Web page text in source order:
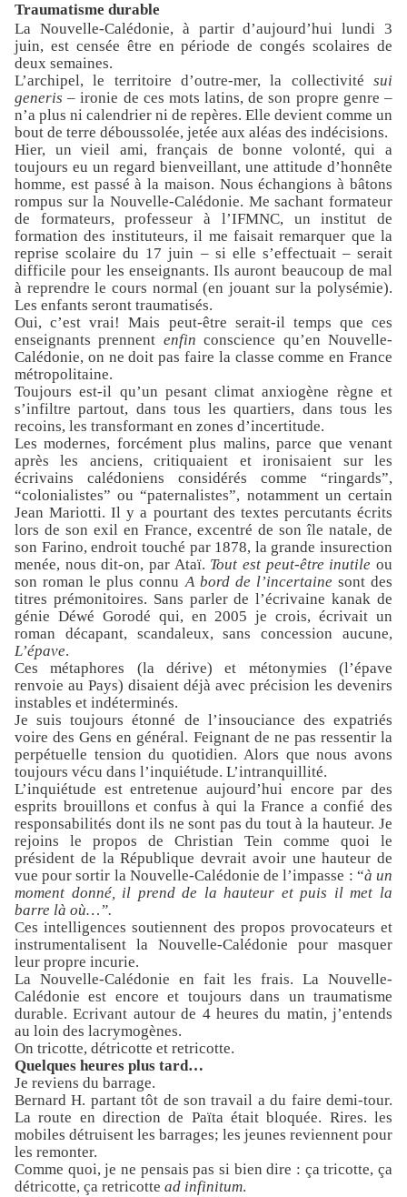
Traumatisme durable
La Nouvelle-Calédonie, à partir d’aujourd’hui lundi 3
juin, est censée être en période de congés scolaires de
deux semaines.
L’archipel, le territoire d’outre-mer, la collectivité sui
generis– ironie de ces mots latins, de son propre genre –
n’a plus ni calendrier ni de repères. Elle devient comme un
bout de terre déboussolée, jetée aux aléas des indécisions.
Hier, un vieil ami, français de bonne volonté, qui a
toujours eu un regard bienveillant, une attitude d’honnête
homme, est passé à la maison. Nous échangions à bâtons
rompus sur la Nouvelle-Calédonie. Me sachant formateur
de formateurs, professeur à l’IFMNC, un institut de
formation des instituteurs, il me faisait remarquer que la
reprise scolaire du 17 juin – si elle s’effectuait – serait
difficile pour les enseignants. Ils auront beaucoup de mal
à reprendre le cours normal (en jouant sur la polysémie).
Les enfants seront traumatisés.
Oui, c’est vrai! Mais peut-être serait-il temps que ces
enseignants prennent enfin conscience qu’en Nouvelle-
Calédonie, on ne doit pas faire la classe comme en France
métropolitaine.
Toujours est-il qu’un pesant climat anxiogène règne et
s’infiltre partout, dans tous les quartiers, dans tous les
recoins, les transformant en zones d’incertitude.
Les modernes, forcément plus malins, parce que venant
après les anciens, critiquaient et ironisaient sur les
écrivains calédoniens considérés comme “ringards”,
“colonialistes” ou “paternalistes”, notamment un certain
Jean Mariotti. Il y a pourtant des textes percutants écrits
lors de son exil en France, excentré de son île natale, de
son Farino, endroit touché par 1878, la grande insurection
menée, nous dit-on, par Ataï. Tout est peut-être inutileou
son roman le plus connuA bord de l’incertaine sont des
titres prémonitoires. Sans parler de l’écrivaine kanak de
génie Déwé Gorodé qui, en 2005 je crois, écrivait un
roman décapant, scandaleux, sans concession aucune,
L’épave.
Ces métaphores (la dérive) et métonymies (l’épave
renvoie au Pays) disaient déjà avec précision les devenirs
instables et indéterminés.
Je suis toujours étonné de l’insouciance des expatriés
voire des Gens en général. Feignant de ne pas ressentir la
perpétuelle tension du quotidien. Alors que nous avons
toujours vécu dans l’inquiétude. L’intranquillité.
L’inquiétude est entretenue aujourd’hui encore par des
esprits brouillons et confus à qui la France a confié des
responsabilités dont ils ne sont pas du tout à la hauteur. Je
rejoins le propos de Christian Tein comme quoi le
président de la République devrait avoir une hauteur de
vue pour sortir la Nouvelle-Calédonie de l’impasse : “à un
moment donné, il prend de la hauteur et puis il met la
barre là où…”.
Ces intelligences soutiennent des propos provocateurs et
instrumentalisent la Nouvelle-Calédonie pour masquer
leur propre incurie.
La Nouvelle-Calédonie en fait les frais. La Nouvelle-
Calédonie est encore et toujours dans un traumatisme
durable. Ecrivant autour de 4 heures du matin, j’entends
au loin des lacrymogènes.
On tricotte, détricotte et retricotte.
Quelques heures plus tard…
Je reviens du barrage.
Bernard H. partant tôt de son travail a du faire demi-tour.
La route en direction de Païta était bloquée. Rires. les
mobiles détruisent les barrages; les jeunes reviennent pour
les remonter.
Comme quoi, je ne pensais pas si bien dire : ça tricotte, ça
détricotte, ça retricotte ad infinitum.